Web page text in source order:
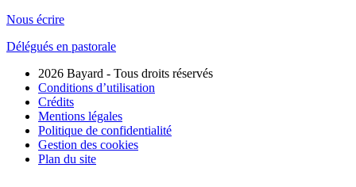
Nous écrire
Délégués en pastorale
2026 Bayard - Tous droits réservés
Conditions d’utilisation
Crédits
Mentions légales
Politique de confidentialité
Gestion des cookies
Plan du site